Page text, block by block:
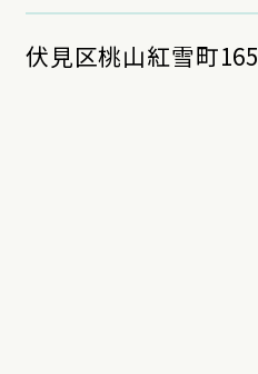
伏見区桃山紅雪町165